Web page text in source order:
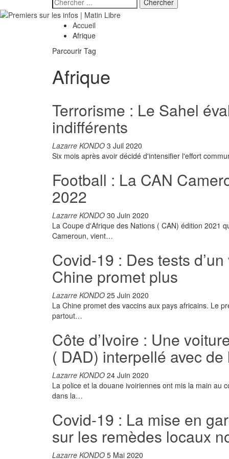
Accueil
Afrique
Parcourir Tag
Afrique
Terrorisme : Le Sahel
indifférents
Lazarre KONDO 3 Juil 2020
Six mois après avoir décidé d'intensifier l'effort
Football : La CAN
2022
Lazarre KONDO 30 Juin 2020
La Coupe d'Afrique des Nations ( CAN) édition 2021
Cameroun, vient…
Covid-19 : Des tests
Chine promet plus
Lazarre KONDO 25 Juin 2020
La Chine promet des vaccins aux pays africains. Le
partout…
Côte d’Ivoire : Une
( DAD) interpellé avec
Lazarre KONDO 24 Juin 2020
La police et la douane ivoiriennes ont mis la main au
dans la…
Covid-19 : La mise en
sur les remèdes locaux
Lazarre KONDO 5 Mai 2020